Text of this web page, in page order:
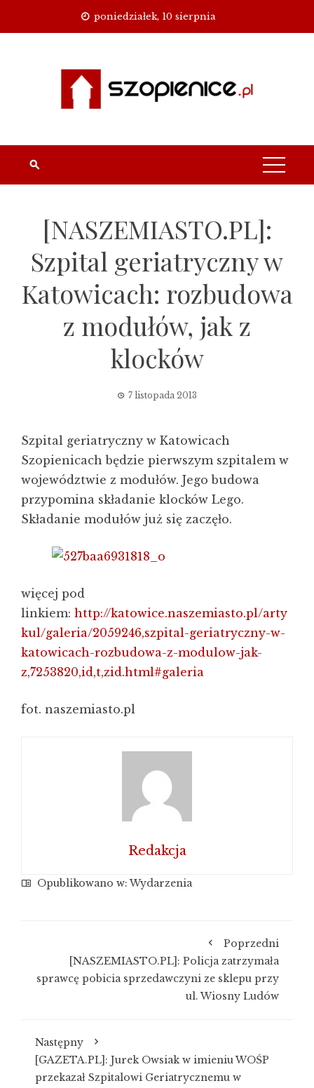
poniedziałek, 10 sierpnia
[NASZEMIASTO.PL]:
Szpital geriatryczny w
Katowicach: rozbudowa
z modułów, jak z
klocków
7 listopada 2013
Szpital geriatryczny w Katowicach
Szopienicach będzie pierwszym szpitalem w
województwie z modułów. Jego budowa
przypomina składanie klocków Lego.
Składanie modułów już się zaczęło.
więcej pod
linkiem: http://katowice.naszemiasto.pl/arty
kul/galeria/2059246,szpital-geriatryczny-w-
katowicach-rozbudowa-z-modulow-jak-
z,7253820,id,t,zid.html#galeria
fot. naszemiasto.pl
Redakcja
Opublikowano w:Wydarzenia
Poprzedni
[NASZEMIASTO.PL]: Policja zatrzymała
sprawcę pobicia sprzedawczyni ze sklepu przy
ul. Wiosny Ludów
Następny
[GAZETA.PL]: Jurek Owsiak w imieniu WOŚP
przekazał Szpitalowi Geriatrycznemu w